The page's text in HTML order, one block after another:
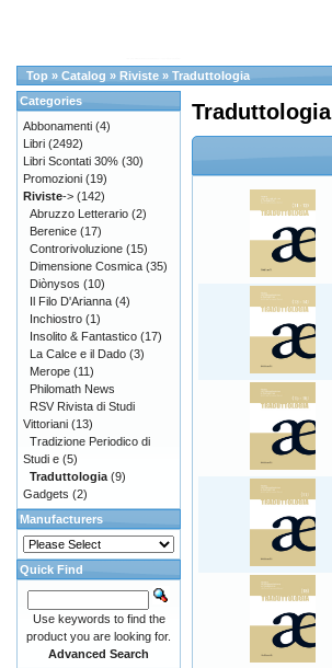
Top » Catalog » Riviste » Traduttologia
Traduttologia
Categories
Abbonamenti (4)
Libri (2492)
Libri Scontati 30% (30)
Promozioni (19)
Riviste-> (142)
Abruzzo Letterario (2)
Berenice (17)
Controrivoluzione (15)
Dimensione Cosmica (35)
Diònysos (10)
Il Filo D'Arianna (4)
Inchiostro (1)
Insolito & Fantastico (17)
La Calce e il Dado (3)
Merope (11)
Philomath News
RSV Rivista di Studi
Vittoriani (13)
Tradizione Periodico di
Studi e (5)
Traduttologia (9)
Gadgets (2)
Manufacturers
Quick Find
Use keywords to find the
product you are looking for.
Advanced Search